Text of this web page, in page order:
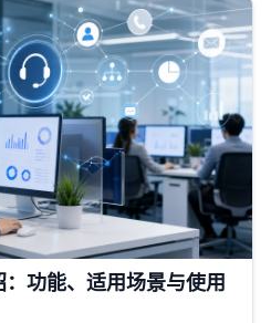
功能、适用场景与使用